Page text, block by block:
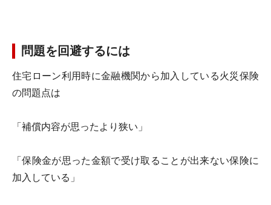
問題を回避するには
住宅ローン利用時に金融機関から加入している火災保険
の問題点は
「補償内容が思ったより狭い」
「保険金が思った金額で受け取ることが出来ない保険に
加入している」